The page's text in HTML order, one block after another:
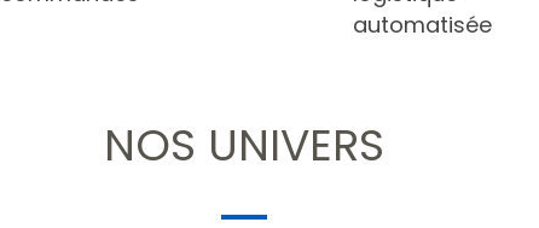
automatisée
NOS UNIVERS